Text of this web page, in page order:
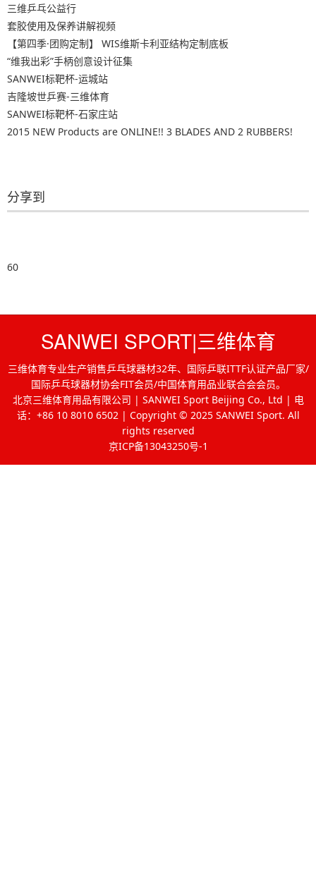
三维乒乓公益行
套胶使用及保养讲解视频
【第四季·团购定制】 WIS维斯卡利亚结构定制底板
“维我出彩”手柄创意设计征集
SANWEI标靶杯-运城站
吉隆坡世乒赛-三维体育
SANWEI标靶杯-石家庄站
2015 NEW Products are ONLINE!! 3 BLADES AND 2 RUBBERS!
分享到
60
SANWEI SPORT|三维体育
三维体育专业生产销售乒乓球器材32年、国际乒联ITTF认证产品厂家/
国际乒乓球器材协会FIT会员/中国体育用品业联合会会员。
北京三维体育用品有限公司 | SANWEI Sport Beijing Co., Ltd | 电
话：+86 10 8010 6502 | Copyright © 2025 SANWEI Sport. All
rights reserved
京ICP备13043250号-1